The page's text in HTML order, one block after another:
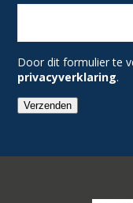
Door dit formulier te
privacyverklaring.
Verzenden